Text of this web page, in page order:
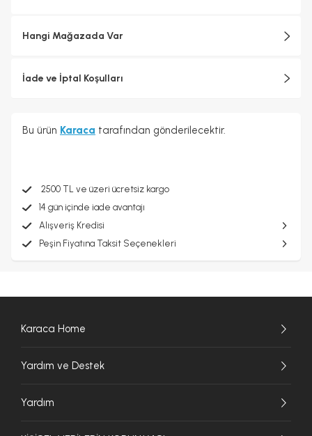
Hangi Mağazada Var
İade ve İptal Koşulları
Bu ürün Karaca tarafından gönderilecektir.
2500 TL ve üzeri ücretsiz kargo
14 gün içinde iade avantajı
Alışveriş Kredisi
Peşin Fiyatına Taksit Seçenekleri
Karaca Home
Yardım ve Destek
Yardım